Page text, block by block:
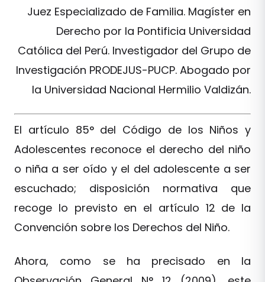
Juez Especializado de Familia. Magíster en
Derecho por la Pontificia Universidad
Católica del Perú. Investigador del Grupo de
Investigación PRODEJUS-PUCP. Abogado por
la Universidad Nacional Hermilio Valdizán.
El artículo 85° del Código de los Niños y
Adolescentes reconoce el derecho del niño
o niña a ser oído y el del adolescente a ser
escuchado; disposición normativa que
recoge lo previsto en el artículo 12 de la
Convención sobre los Derechos del Niño.
Ahora, como se ha precisado en la